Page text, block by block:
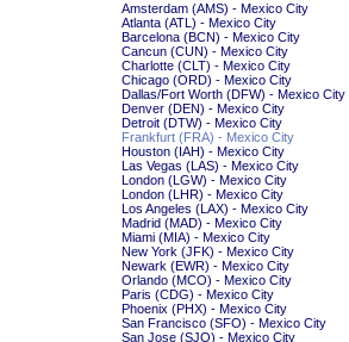
Amsterdam (AMS) - Mexico City
Atlanta (ATL) - Mexico City
Barcelona (BCN) - Mexico City
Cancun (CUN) - Mexico City
Charlotte (CLT) - Mexico City
Chicago (ORD) - Mexico City
Dallas/Fort Worth (DFW) - Mexico City
Denver (DEN) - Mexico City
Detroit (DTW) - Mexico City
Frankfurt (FRA) - Mexico City
Houston (IAH) - Mexico City
Las Vegas (LAS) - Mexico City
London (LGW) - Mexico City
London (LHR) - Mexico City
Los Angeles (LAX) - Mexico City
Madrid (MAD) - Mexico City
Miami (MIA) - Mexico City
New York (JFK) - Mexico City
Newark (EWR) - Mexico City
Orlando (MCO) - Mexico City
Paris (CDG) - Mexico City
Phoenix (PHX) - Mexico City
San Francisco (SFO) - Mexico City
San Jose (SJO) - Mexico City